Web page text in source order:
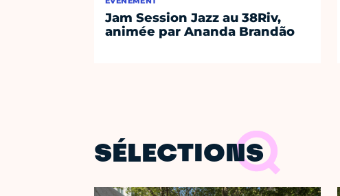
Jam Session Jazz au 38Riv,
animée par Ananda Brandão
SÉLECTIONS